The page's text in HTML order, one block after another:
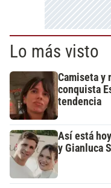
Lo más visto
Camiseta y
conquista
tendencia
Así está
y Gianluca